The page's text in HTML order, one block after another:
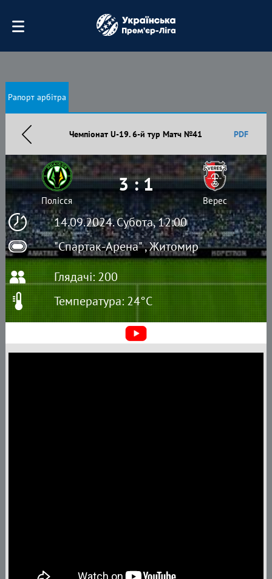
Рапорт арбітра
Чемпіонат U-19. 6-й тур Матч №41 PDF
14.09.2024. Субота, 12:00
"Спартак-Арена" , Житомир
Полісся
3 : 1
Верес
Глядачі: 200
Температура: 24°C